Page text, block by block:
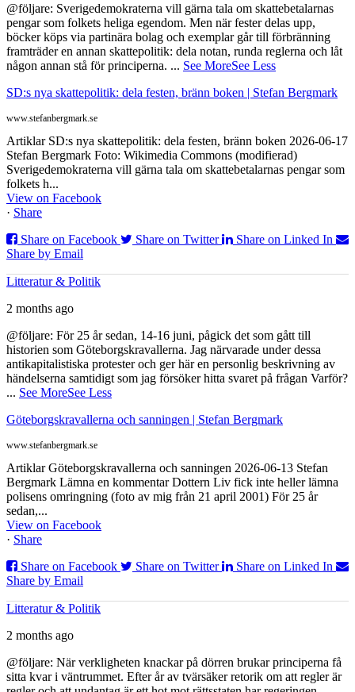
@följare: Sverigedemokraterna vill gärna tala om skattebetalarnas
pengar som folkets heliga egendom. Men när fester delas upp,
böcker köps via partinära bolag och exemplar går till förbränning
framträder en annan skattepolitik: dela notan, runda reglerna och låt
någon annan stå för principerna. ... See MoreSee Less
SD:s nya skattepolitik: dela festen, bränn boken | Stefan Bergmark
www.stefanbergmark.se
Artiklar SD:s nya skattepolitik: dela festen, bränn boken 2026-06-17
Stefan Bergmark Foto: Wikimedia Commons (modifierad)
Sverigedemokraterna vill gärna tala om skattebetalarnas pengar som
folkets h...
View on Facebook
· Share
Share on Facebook
Share on Twitter
Share on Linked In
Share by Email
Litteratur & Politik
2 months ago
@följare: För 25 år sedan, 14-16 juni, pågick det som gått till
historien som Göteborgskravallerna. Jag närvarade under dessa
antikapitalistiska protester och ger här en personlig beskrivning av
händelserna samtidigt som jag försöker hitta svaret på frågan Varför?
... See MoreSee Less
Göteborgskravallerna och sanningen | Stefan Bergmark
www.stefanbergmark.se
Artiklar Göteborgskravallerna och sanningen 2026-06-13 Stefan
Bergmark Lämna en kommentar Dottern Liv fick inte heller lämna
polisens omringning (foto av mig från 21 april 2001) För 25 år
sedan,...
View on Facebook
· Share
Share on Facebook
Share on Twitter
Share on Linked In
Share by Email
Litteratur & Politik
2 months ago
@följare: När verkligheten knackar på dörren brukar principerna få
sitta kvar i väntrummet. Efter år av tvärsäker retorik om att regler är